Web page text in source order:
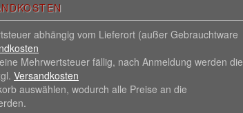
abhängig vom Lieferort (außer Gebrauchtware
Mehrwertsteuer fällig, nach Anmeldung werden die
Versandkosten
auswählen, wodurch alle Preise an die